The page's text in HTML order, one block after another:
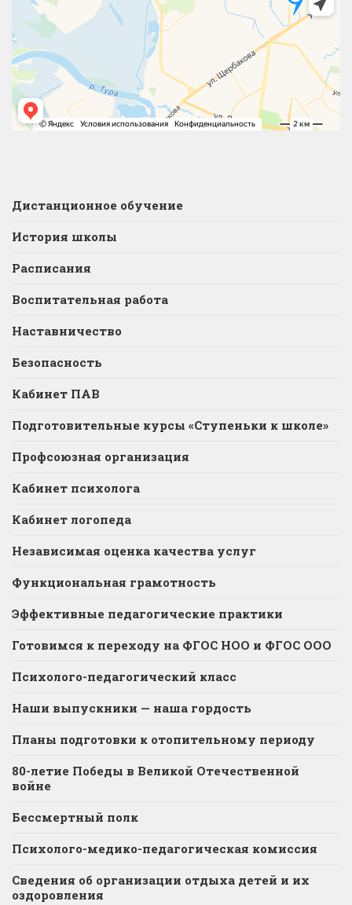
Дистанционное обучение
История школы
Расписания
Воспитательная работа
Наставничество
Безопасность
Кабинет ПАВ
Подготовительные курсы «Ступеньки к школе»
Профсоюзная организация
Кабинет психолога
Кабинет логопеда
Независимая оценка качества услуг
Функциональная грамотность
Эффективные педагогические практики
Готовимся к переходу на ФГОС НОО и ФГОС ООО
Психолого-педагогический класс
Наши выпускники — наша гордость
Планы подготовки к отопительному периоду
80-летие Победы в Великой Отечественной
войне
Бессмертный полк
Психолого-медико-педагогическая комиссия
Сведения об организации отдыха детей и их
оздоровления